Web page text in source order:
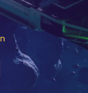
TIEMBLA